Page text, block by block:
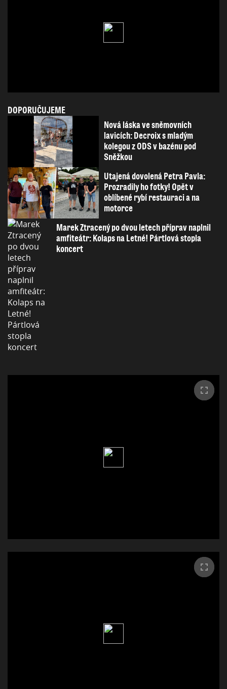
DOPORUČUJEME
Nová láska ve sněmovních
lavicích: Decroix s mladým
kolegou z ODS v bazénu pod
Sněžkou
Utajená dovolená Petra Pavla:
Prozradily ho fotky! Opět v
oblíbené rybí restauraci a na
motorce
Marek Ztracený po dvou letech příprav naplnil
amfiteátr: Kolaps na Letné! Pártlová stopla
koncert